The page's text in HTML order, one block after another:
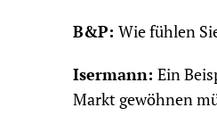
B&P: Wie fühlen
Isermann: Ein
Markt gewöhnen